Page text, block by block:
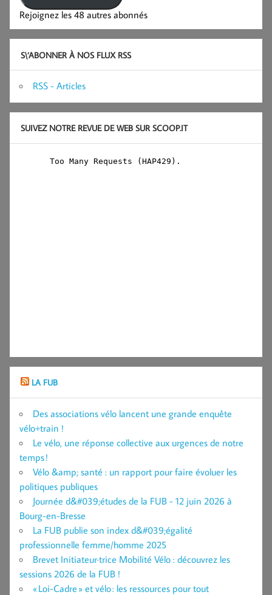
Rejoignez les 48 autres abonnés
S\’ABONNER À NOS FLUX RSS
RSS - Articles
SUIVEZ NOTRE REVUE DE WEB SUR SCOOP.IT
LA FUB
Des associations vélo lancent une grande enquête
vélo+train !
Le vélo, une réponse collective aux urgences de notre
temps !
Vélo &amp; santé : un rapport pour faire évoluer les
politiques publiques
Journée d&#039;études de la FUB - 12 juin 2026 à
Bourg-en-Bresse
La FUB publie son index d&#039;égalité
professionnelle femme/homme 2025
Brevet Initiateur·trice Mobilité Vélo : découvrez les
sessions 2026 de la FUB !
« Loi-Cadre » et vélo : les ressources pour tout